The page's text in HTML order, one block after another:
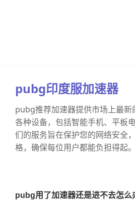
pubg印度服加速器
pubg推荐加速器提供市场上最新
各种设备，包括智能手机、平板
们的服务旨在保护您的网络安全
格，确保每位用户都能负担得起。
pubg用了加速器还是进不去怎么